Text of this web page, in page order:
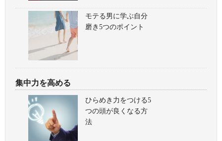
モテる男に学ぶ自分
磨き5つのポイント
集中力を高める
ひらめき力をつける5
つの頭が良くなる方
法